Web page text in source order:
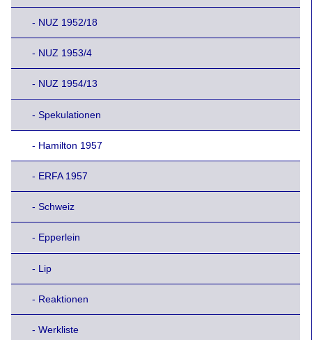
- NUZ 1952/18
- NUZ 1953/4
- NUZ 1954/13
- Spekulationen
- Hamilton 1957
- ERFA 1957
- Schweiz
- Epperlein
- Lip
- Reaktionen
- Werkliste